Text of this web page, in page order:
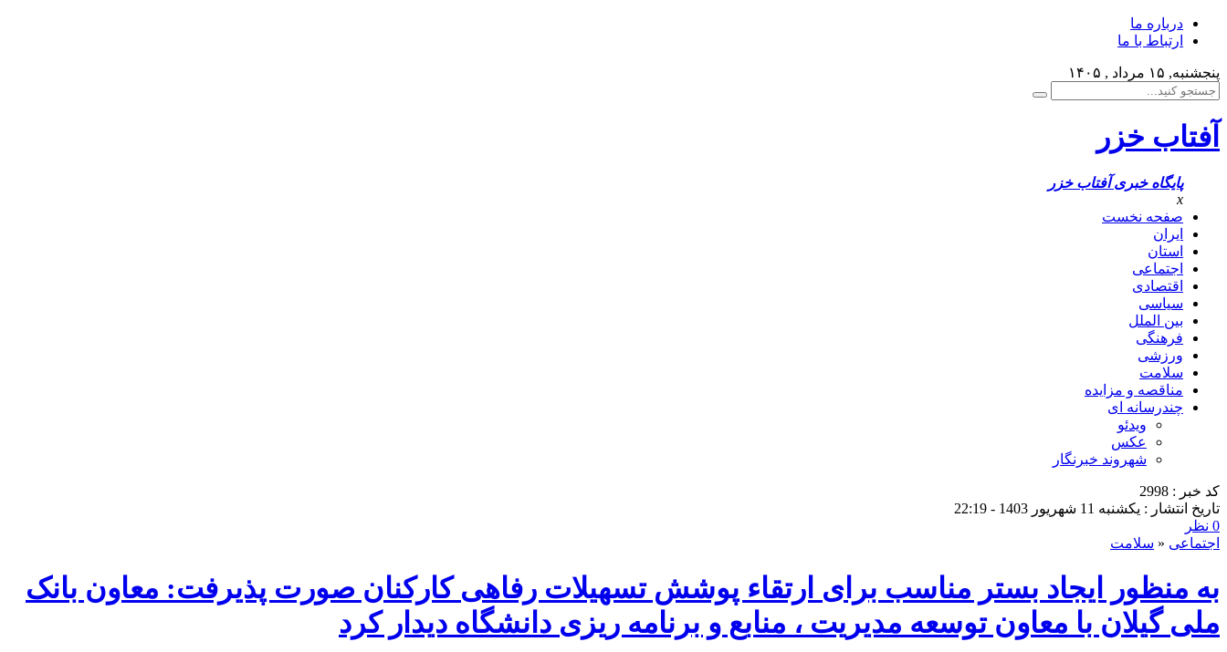
درباره ما
ارتباط با ما
پنجشنبه, ۱۵ مرداد , ۱۴۰۵
آفتاب خزر
پایگاه خبری آفتاب خزر
x
صفحه نخست
ایران
استان
اجتماعی
اقتصادی
سیاسی
بین الملل
فرهنگی
ورزشی
سلامت
مناقصه و مزایده
چندرسانه ای
ویدئو
عکس
شهروند خبرنگار
کد خبر : 2998
تاریخ انتشار : یکشنبه 11 شهریور 1403 - 22:19
0 نظر
اجتماعی « سلامت
به منظور ایجاد بستر مناسب برای ارتقاء پوشش تسهیلات رفاهی کارکنان صورت پذیرفت: معاون بانک
ملی گیلان با معاون توسعه مدیریت ، منابع و برنامه ریزی دانشگاه دیدار کرد